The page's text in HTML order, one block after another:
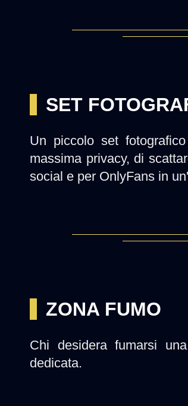
SET
Un piccolo set
massima privacy, di
social e per OnlyFans in
ZONA FUMO
Chi desidera fumarsi
dedicata.